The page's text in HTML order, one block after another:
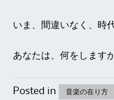
いま、間違いなく、時
あなたは、何をします
Posted in 音楽の在り方